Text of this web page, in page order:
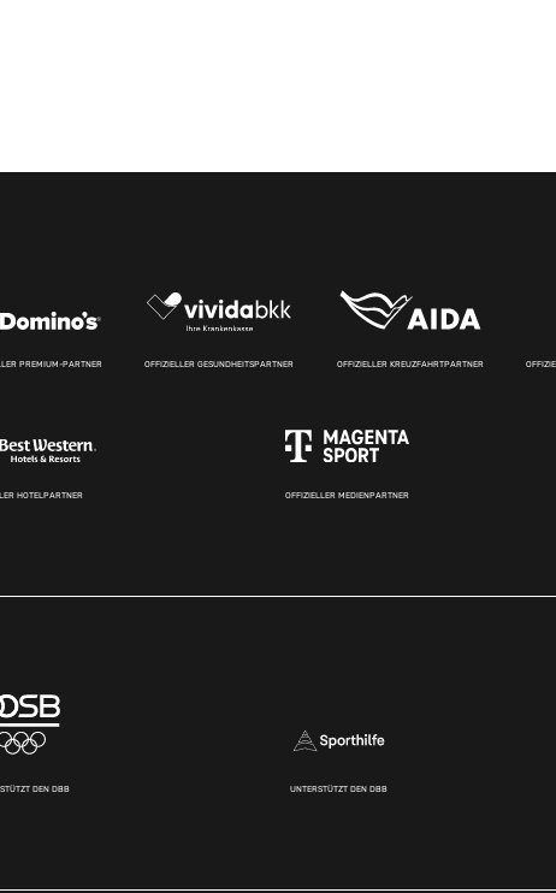
PREMIUM-PARTNER OFFIZIELLER GESUNDHEITSPARTNER OFFIZIELLER KREUZFAHRTPARTNER
HOTELPARTNER OFFIZIELLER MEDIENPARTNER
DEN DBB UNTERSTÜTZT DEN DBB